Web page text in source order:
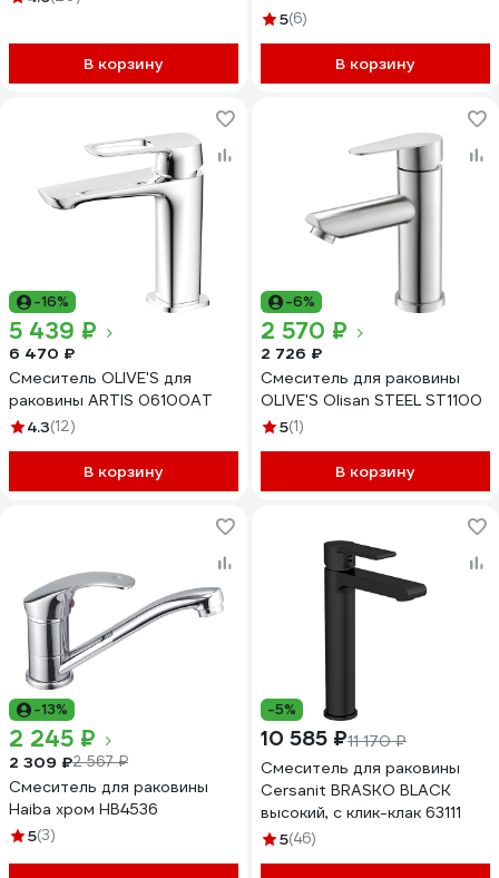
В корзину
5(6)
В корзину
-16%
5 439 ₽
6 470 ₽
Смеситель OLIVE'S для
раковины ARTIS 06100AT
4.3(12)
В корзину
-6%
2 570 ₽
2 726 ₽
Смеситель для раковины
OLIVE'S Olisan STEEL ST1100
5(1)
В корзину
-13%
2 245 ₽
2 309 ₽2 567 ₽
Смеситель для раковины
Haiba хром HB4536
5(3)
-5%
10 585 ₽11 170 ₽
Смеситель для раковины
Cersanit BRASKO BLACK
высокий, с клик-клак 63111
5(46)